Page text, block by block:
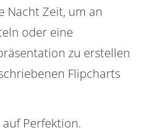
Nacht Zeit, um an
oder eine
zu erstellen
Flipcharts
Perfektion.